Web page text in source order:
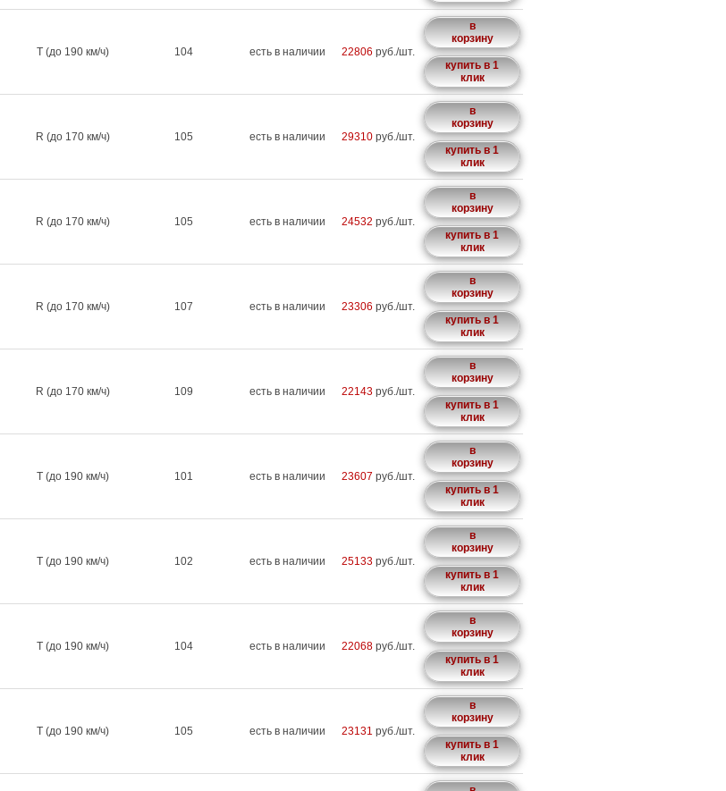
T (до 190 км/ч) 104 есть в наличии 22806 руб./шт.
в
корзину
купить в 1
клик
R (до 170 км/ч) 105 есть в наличии 29310 руб./шт.
в
корзину
купить в 1
клик
R (до 170 км/ч) 105 есть в наличии 24532 руб./шт.
в
корзину
купить в 1
клик
R (до 170 км/ч) 107 есть в наличии 23306 руб./шт.
в
корзину
купить в 1
клик
R (до 170 км/ч) 109 есть в наличии 22143 руб./шт.
в
корзину
купить в 1
клик
T (до 190 км/ч) 101 есть в наличии 23607 руб./шт.
в
корзину
купить в 1
клик
T (до 190 км/ч) 102 есть в наличии 25133 руб./шт.
в
корзину
купить в 1
клик
T (до 190 км/ч) 104 есть в наличии 22068 руб./шт.
в
корзину
купить в 1
клик
T (до 190 км/ч) 105 есть в наличии 23131 руб./шт.
в
корзину
купить в 1
клик